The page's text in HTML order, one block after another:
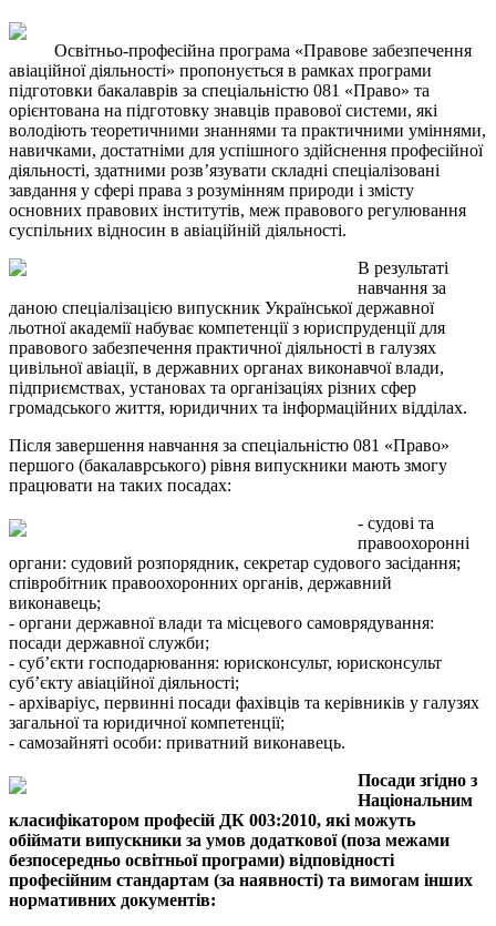
Освітньо-професійна програма «Правове забезпечення
авіаційної діяльності» пропонується в рамках програми
підготовки бакалаврів за спеціальністю 081 «Право» та
орієнтована на підготовку знавців правової системи, які
володіють теоретичними знаннями та практичними уміннями,
навичками, достатніми для успішного здійснення професійної
діяльності, здатними розв’язувати складні спеціалізовані
завдання у сфері права з розумінням природи і змісту
основних правових інститутів, меж правового регулювання
суспільних відносин в авіаційній діяльності.
В результаті
навчання за
даною спеціалізацією випускник Української державної
льотної академії набуває компетенції з юриспруденції для
правового забезпечення практичної діяльності в галузях
цивільної авіації, в державних органах виконавчої влади,
підприємствах, установах та організаціях різних сфер
громадського життя, юридичних та інформаційних відділах.
Після завершення навчання за спеціальністю 081 «Право»
першого (бакалаврського) рівня випускники мають змогу
працювати на таких посадах:
- судові та
правоохоронні
органи: судовий розпорядник, секретар судового засідання;
співробітник правоохоронних органів, державний
виконавець;
- органи державної влади та місцевого самоврядування:
посади державної служби;
- суб’єкти господарювання: юрисконсульт, юрисконсульт
суб’єкту авіаційної діяльності;
- архіваріус, первинні посади фахівців та керівників у галузях
загальної та юридичної компетенції;
- самозайняті особи: приватний виконавець.
Посади згідно з
Національним
класифікатором професій ДК 003:2010, які можуть
обіймати випускники за умов додаткової (поза межами
безпосередньо освітньої програми) відповідності
професійним стандартам (за наявності) та вимогам інших
нормативних документів: